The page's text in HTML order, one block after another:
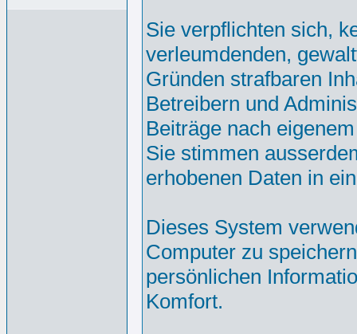
Sie verpflichten sich,
verleumdenden,
Gründen strafbaren
Betreibern und
Beiträge nach
Sie stimmen
erhobenen Daten in
Dieses System
Computer zu
persönlichen
Komfort.